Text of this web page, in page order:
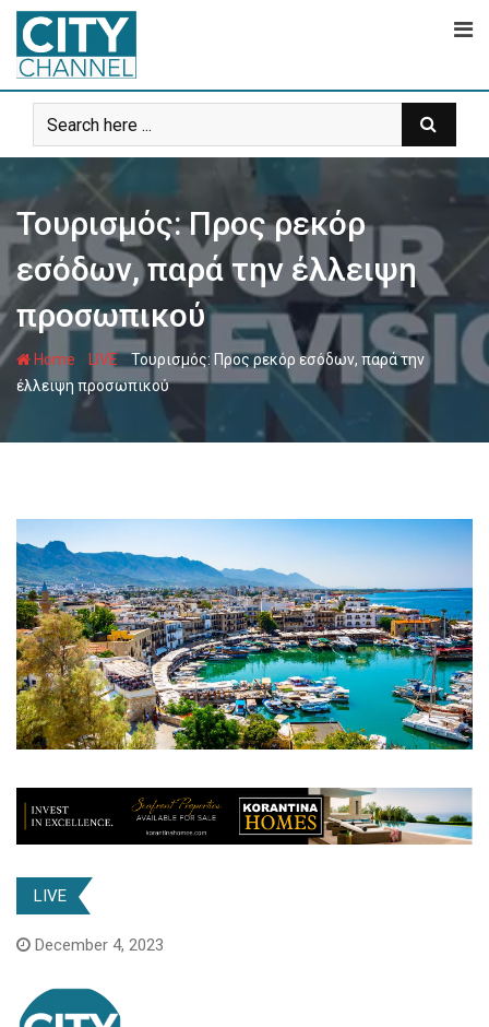
Skip
content
Τουρισμός: Προς ρεκόρ
εσόδων, παρά την έλλειψη
προσωπικού
Home - LIVE-Τουρισμός: Προς ρεκόρ εσόδων, παρά την
έλλειψη προσωπικού
LIVE
December 4, 2023